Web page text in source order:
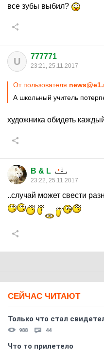
все зубы выбил?
U 777771
23:21, 25.11.2017
От пользователя
А школьный учитель
художника обидеть
B & L
23:22, 25.11.2017
..случай может свести
СЕЙЧАС ЧИТАЮТ
Только что стал
988 44
Что то прилетело